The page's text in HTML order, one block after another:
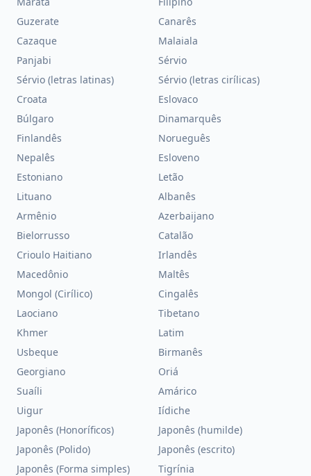
Guzerate
Canarês
Cazaque
Malaiala
Panjabi
Sérvio
Sérvio (letras latinas)
Sérvio (letras cirílicas)
Croata
Eslovaco
Búlgaro
Dinamarquês
Finlandês
Norueguês
Nepalês
Esloveno
Estoniano
Letão
Lituano
Albanês
Armênio
Azerbaijano
Bielorrusso
Catalão
Crioulo Haitiano
Irlandês
Macedônio
Maltês
Mongol (Cirílico)
Cingalês
Laociano
Tibetano
Khmer
Latim
Usbeque
Birmanês
Georgiano
Oriá
Suaíli
Amárico
Uigur
Iídiche
Japonês (Honoríficos)
Japonês (humilde)
Japonês (Polido)
Japonês (escrito)
Japonês (Forma simples)
Tigrínia